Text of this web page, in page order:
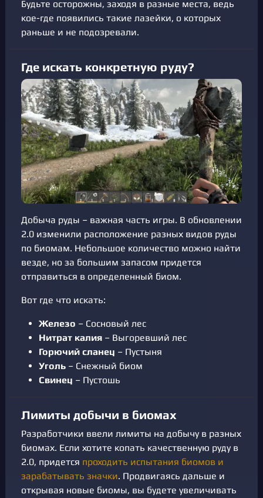
Будьте осторожны, заходя в разные места, ведь
кое-где появились такие лазейки, о которых
раньше и не подозревали.
Где искать конкретную руду?
Добыча руды – важная часть игры. В обновлении
2.0 изменили расположение разных видов руды
по биомам. Небольшое количество можно найти
везде, но за большим запасом придется
отправиться в определенный биом.
Вот где что искать:
Железо – Сосновый лес
Нитрат калия – Выгоревший лес
Горючий сланец – Пустыня
Уголь – Снежный биом
Свинец – Пустошь
Лимиты добычи в биомах
Разработчики ввели лимиты на добычу в разных
биомах. Если хотите копать качественную руду в
2.0, придется проходить испытания биомов и
зарабатывать значки. Продвигаясь дальше и
открывая новые биомы, вы будете увеличивать